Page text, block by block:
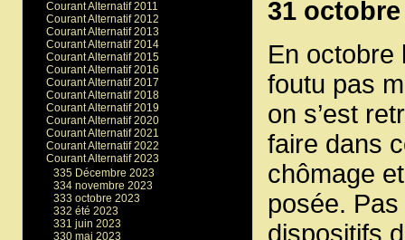
31
En octobre
foutu pas
on s’est
faire dans
chômage
posée.
dispositifs
Courant Alternatif 2011
Courant Alternatif 2012
Courant Alternatif 2013
Courant Alternatif 2014
Courant Alternatif 2015
Courant Alternatif 2016
Courant Alternatif 2017
Courant Alternatif 2018
Courant Alternatif 2019
Courant Alternatif 2020
Courant Alternatif 2021
Courant Alternatif 2022
Courant Alternatif 2023
335 Décembre 2023
334 novembre 2023
333 octobre 2023
332 été 2023
331 juin 2023
330 mai 2023